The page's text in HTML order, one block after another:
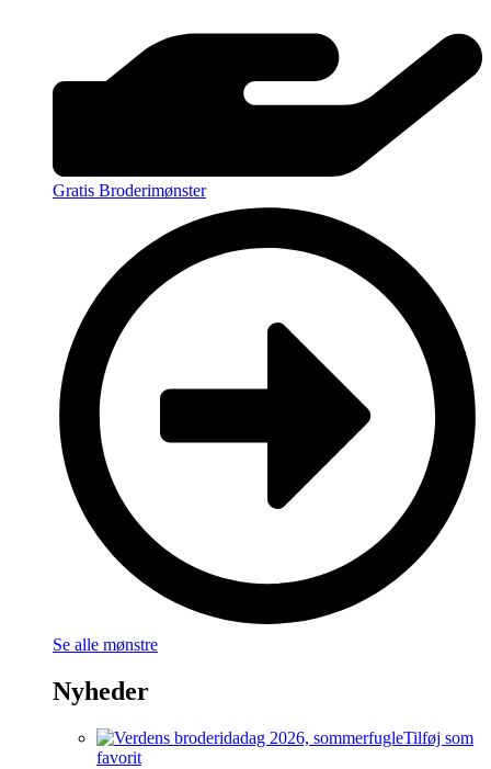
Gratis Broderimønster
Se alle mønstre
Nyheder
Tilføj som
favorit